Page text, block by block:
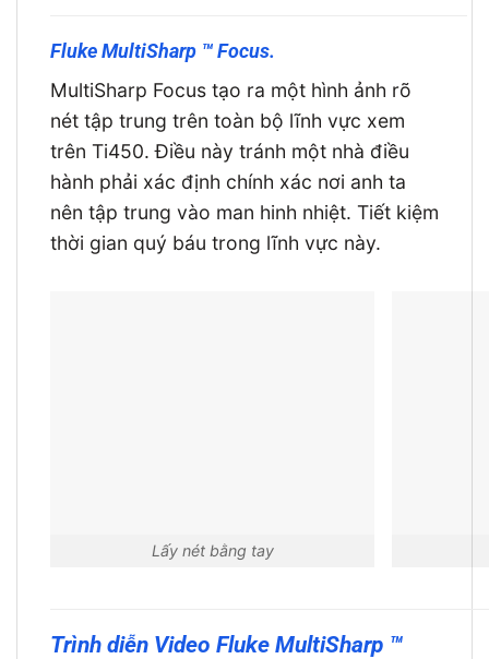
Fluke MultiSharp ™ Focus.
MultiSharp Focus tạo ra một hình ảnh rõ
nét tập trung trên toàn bộ lĩnh vực xem
trên Ti450. Điều này tránh một nhà điều
hành phải xác định chính xác nơi anh ta
nên tập trung vào man hinh nhiệt. Tiết kiệm
thời gian quý báu trong lĩnh vực này.
Lấy nét bằng tay
Trình diễn Video Fluke MultiSharp ™